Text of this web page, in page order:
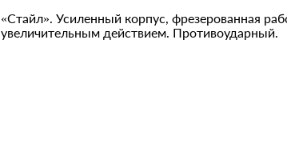
«Стайл». Усиленный корпус, фрезерованная
увеличительным действием. Противоударный.